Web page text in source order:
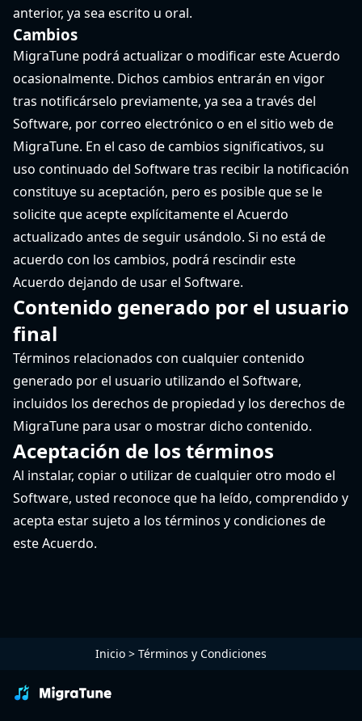
anterior, ya sea escrito u oral.
Cambios
MigraTune podrá actualizar o modificar este Acuerdo
ocasionalmente. Dichos cambios entrarán en vigor
tras notificárselo previamente, ya sea a través del
Software, por correo electrónico o en el sitio web de
MigraTune. En el caso de cambios significativos, su
uso continuado del Software tras recibir la notificación
constituye su aceptación, pero es posible que se le
solicite que acepte explícitamente el Acuerdo
actualizado antes de seguir usándolo. Si no está de
acuerdo con los cambios, podrá rescindir este
Acuerdo dejando de usar el Software.
Contenido generado por el usuario
final
Términos relacionados con cualquier contenido
generado por el usuario utilizando el Software,
incluidos los derechos de propiedad y los derechos de
MigraTune para usar o mostrar dicho contenido.
Aceptación de los términos
Al instalar, copiar o utilizar de cualquier otro modo el
Software, usted reconoce que ha leído, comprendido y
acepta estar sujeto a los términos y condiciones de
este Acuerdo.
Inicio > Términos y Condiciones